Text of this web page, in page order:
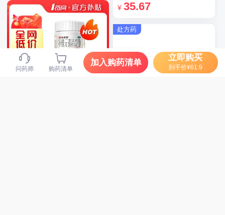
问药师 购药清单
加入购药清单
立即购买
到手价¥61.9
¥ 35.67
处方药